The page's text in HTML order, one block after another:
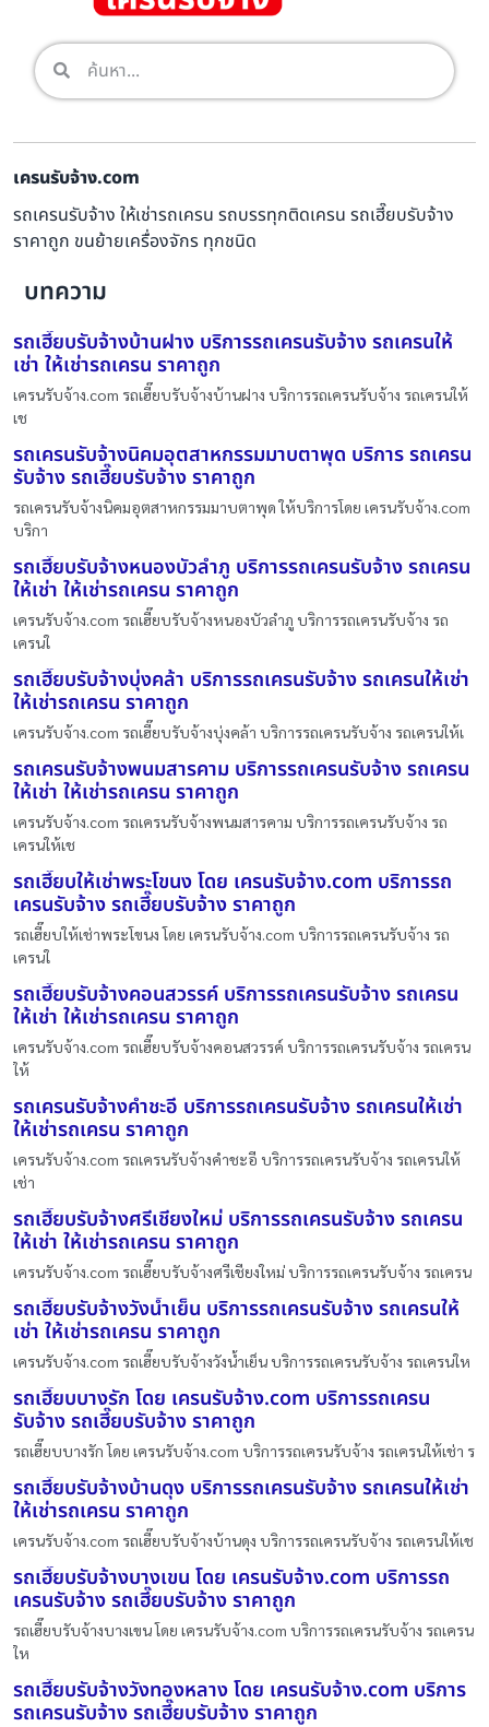
เครนรับจ้าง.com
รถเครนรับจ้าง ให้เช่ารถเครน รถบรรทุกติดเครน รถเฮี๊ยบรับจ้าง
ราคาถูก ขนย้ายเครื่องจักร ทุกชนิด
บทความ
รถเฮี๊ยบรับจ้างบ้านฝาง บริการรถเครนรับจ้าง รถเครนให้
เช่า ให้เช่ารถเครน ราคาถูก
เครนรับจ้าง.com รถเฮี๊ยบรับจ้างบ้านฝาง บริการรถเครนรับจ้าง รถเครนให้
เช
รถเครนรับจ้างนิคมอุตสาหกรรมมาบตาพุด บริการ รถเครน
รับจ้าง รถเฮี๊ยบรับจ้าง ราคาถูก
รถเครนรับจ้างนิคมอุตสาหกรรมมาบตาพุด ให้บริการโดย เครนรับจ้าง.com
บริกา
รถเฮี๊ยบรับจ้างหนองบัวลำภู บริการรถเครนรับจ้าง รถเครน
ให้เช่า ให้เช่ารถเครน ราคาถูก
เครนรับจ้าง.com รถเฮี๊ยบรับจ้างหนองบัวลำภู บริการรถเครนรับจ้าง รถ
เครนใ
รถเฮี๊ยบรับจ้างบุ่งคล้า บริการรถเครนรับจ้าง รถเครนให้เช่า
ให้เช่ารถเครน ราคาถูก
เครนรับจ้าง.com รถเฮี๊ยบรับจ้างบุ่งคล้า บริการรถเครนรับจ้าง รถเครนให้เ
รถเครนรับจ้างพนมสารคาม บริการรถเครนรับจ้าง รถเครน
ให้เช่า ให้เช่ารถเครน ราคาถูก
เครนรับจ้าง.com รถเครนรับจ้างพนมสารคาม บริการรถเครนรับจ้าง รถ
เครนให้เช
รถเฮี๊ยบให้เช่าพระโขนง โดย เครนรับจ้าง.com บริการรถ
เครนรับจ้าง รถเฮี๊ยบรับจ้าง ราคาถูก
รถเฮี๊ยบให้เช่าพระโขนง โดย เครนรับจ้าง.com บริการรถเครนรับจ้าง รถ
เครนใ
รถเฮี๊ยบรับจ้างคอนสวรรค์ บริการรถเครนรับจ้าง รถเครน
ให้เช่า ให้เช่ารถเครน ราคาถูก
เครนรับจ้าง.com รถเฮี๊ยบรับจ้างคอนสวรรค์ บริการรถเครนรับจ้าง รถเครน
ให้
รถเครนรับจ้างคำชะอี บริการรถเครนรับจ้าง รถเครนให้เช่า
ให้เช่ารถเครน ราคาถูก
เครนรับจ้าง.com รถเครนรับจ้างคำชะอี บริการรถเครนรับจ้าง รถเครนให้
เช่า
รถเฮี๊ยบรับจ้างศรีเชียงใหม่ บริการรถเครนรับจ้าง รถเครน
ให้เช่า ให้เช่ารถเครน ราคาถูก
เครนรับจ้าง.com รถเฮี๊ยบรับจ้างศรีเชียงใหม่ บริการรถเครนรับจ้าง รถเครน
รถเฮี๊ยบรับจ้างวังน้ำเย็น บริการรถเครนรับจ้าง รถเครนให้
เช่า ให้เช่ารถเครน ราคาถูก
เครนรับจ้าง.com รถเฮี๊ยบรับจ้างวังน้ำเย็น บริการรถเครนรับจ้าง รถเครนให
รถเฮี๊ยบบางรัก โดย เครนรับจ้าง.com บริการรถเครน
รับจ้าง รถเฮี๊ยบรับจ้าง ราคาถูก
รถเฮี๊ยบบางรัก โดย เครนรับจ้าง.com บริการรถเครนรับจ้าง รถเครนให้เช่า ร
รถเฮี๊ยบรับจ้างบ้านดุง บริการรถเครนรับจ้าง รถเครนให้เช่า
ให้เช่ารถเครน ราคาถูก
เครนรับจ้าง.com รถเฮี๊ยบรับจ้างบ้านดุง บริการรถเครนรับจ้าง รถเครนให้เช
รถเฮี๊ยบรับจ้างบางเขน โดย เครนรับจ้าง.com บริการรถ
เครนรับจ้าง รถเฮี๊ยบรับจ้าง ราคาถูก
รถเฮี๊ยบรับจ้างบางเขน โดย เครนรับจ้าง.com บริการรถเครนรับจ้าง รถเครน
ให
รถเฮี๊ยบรับจ้างวังทองหลาง โดย เครนรับจ้าง.com บริการ
รถเครนรับจ้าง รถเฮี๊ยบรับจ้าง ราคาถูก